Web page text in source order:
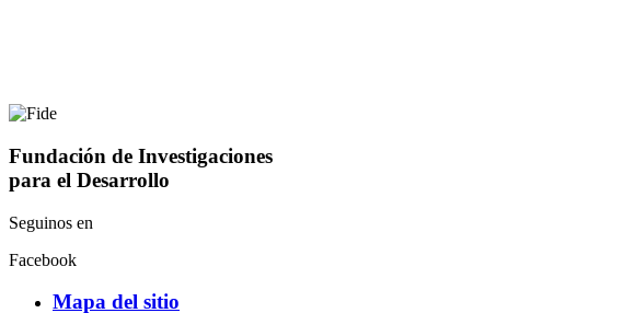
Fundación de Investigaciones
para el Desarrollo
Seguinos en
Facebook
Mapa del sitio